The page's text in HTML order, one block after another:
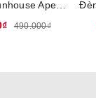
490.000₫